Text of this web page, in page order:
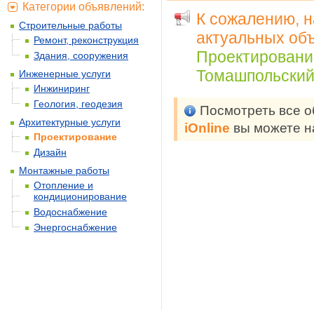
К сожалению,
актуальных
Посмотреть все
iOnline вы можете
Категории объявлений:
Строительные работы
Ремонт, реконструкция
Здания, сооружения
Инженерные услуги
Инжиниринг
Геология, геодезия
Архитектурные услуги
Проектирование
Дизайн
Монтажные работы
Отопление и
кондиционирование
Водоснабжение
Энергоснабжение